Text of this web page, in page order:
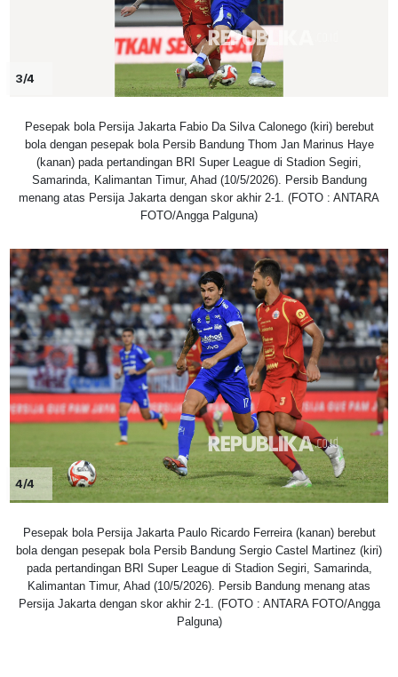
3/4
Pesepak bola Persija Jakarta Fabio Da Silva Calonego (kiri) berebut
bola dengan pesepak bola Persib Bandung Thom Jan Marinus Haye
(kanan) pada pertandingan BRI Super League di Stadion Segiri,
Samarinda, Kalimantan Timur, Ahad (10/5/2026). Persib Bandung
menang atas Persija Jakarta dengan skor akhir 2-1. (FOTO : ANTARA
FOTO/Angga Palguna)
4/4
Pesepak bola Persija Jakarta Paulo Ricardo Ferreira (kanan) berebut
bola dengan pesepak bola Persib Bandung Sergio Castel Martinez (kiri)
pada pertandingan BRI Super League di Stadion Segiri, Samarinda,
Kalimantan Timur, Ahad (10/5/2026). Persib Bandung menang atas
Persija Jakarta dengan skor akhir 2-1. (FOTO : ANTARA FOTO/Angga
Palguna)